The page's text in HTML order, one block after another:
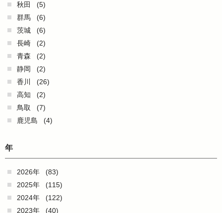
秋田
(5)
群馬
(6)
茨城
(6)
長崎
(2)
青森
(2)
静岡
(2)
香川
(26)
高知
(2)
鳥取
(7)
鹿児島
(4)
年
2026年
(83)
2025年
(115)
2024年
(122)
2023年
(40)